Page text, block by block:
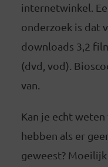
internetwinkel.
onderzoek is dat
downloads 3,2
(dvd, vod).
van.
Kan je echt
hebben als er
geweest?